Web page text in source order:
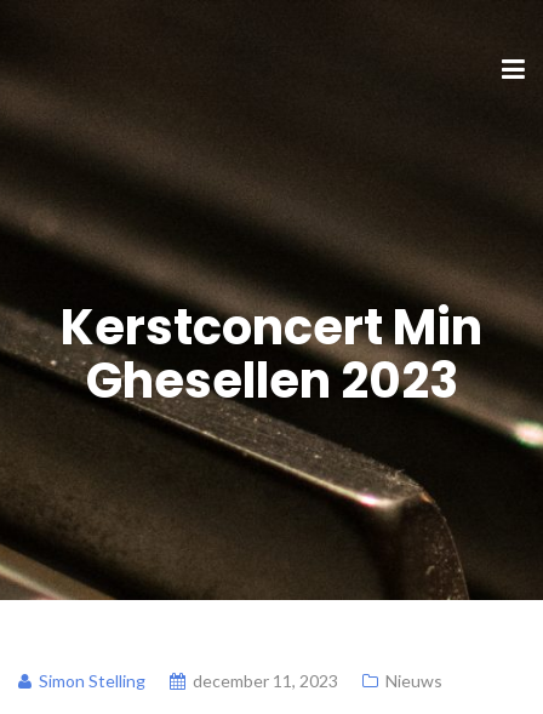
Kerstconcert Min
Ghesellen 2023
Simon Stelling december 11, 2023 Nieuws